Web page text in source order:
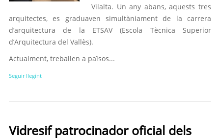
Vilalta. Un any abans, aquests tres
arquitectes, es graduaven simultàniament de la carrera
d’arquitectura de la ETSAV (Escola Tècnica Superior
d’Arquitectura del Vallès).
Actualment, treballen a països...
Seguir llegint
Vidresif patrocinador oficial dels